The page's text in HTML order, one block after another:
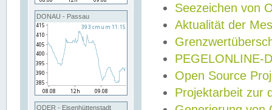
DONAU - Passau
ODER - Eisenhüttenstadt
Seezeichen von
Aktualität der
PEGELONLINE-
Open Source
Projektarbeit zur